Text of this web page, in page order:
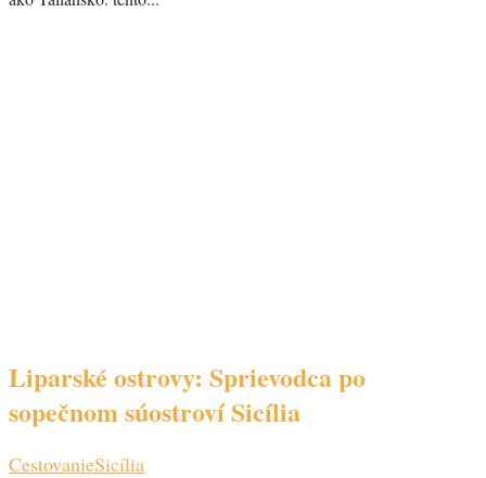
Liparské ostrovy: Sprievodca po
sopečnom súostroví Sicília
CestovanieSicília